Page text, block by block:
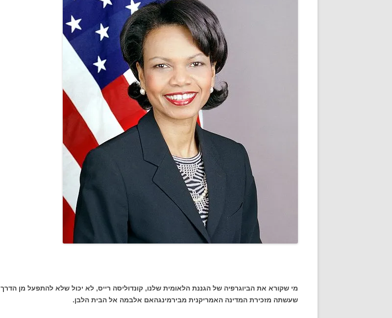
מי שקורא את הביוגרפיה של הגננת הלאומית שלנו, קונדוליסה רייס, לא יכול שלא להתפעל מן הדרך
שעשתה מזכירת המדינה האמריקנית מבירמינגהאם אלבמה אל הבית הלבן.